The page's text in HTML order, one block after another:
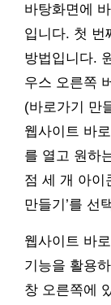
바탕화면에
입니다. 첫 번
방법입니다.
우스 오른쪽
(바로가기 만
웹사이트 바
를 열고 원하
점 세 개 아이
만들기’를 선
웹사이트 바
기능을 활용
창 오른쪽에